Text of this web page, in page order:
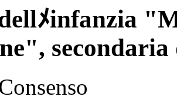
dellﾒinfanzia